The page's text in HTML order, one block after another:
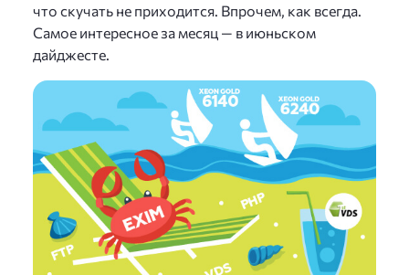
что скучать не приходится. Впрочем, как всегда.
Самое интересное за месяц — в июньском
дайджесте.